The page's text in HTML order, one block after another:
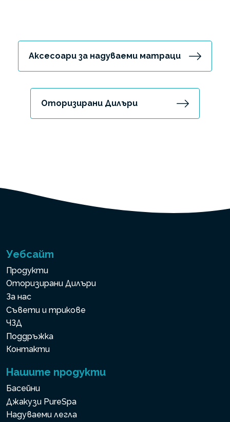
Аксесоари за надуваеми матраци
Оторизирани Дилъри
Уебсайт
Продукти
Оторизирани Дилъри
За нас
Съвети и трикове
ЧЗД
Поддръжка
Контакти
Нашите продукти
Басейни
Джакузи PureSpa
Надуваеми легла